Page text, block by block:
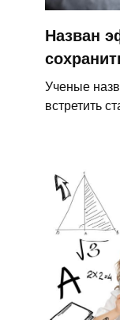
Назван
Ученые
встретить